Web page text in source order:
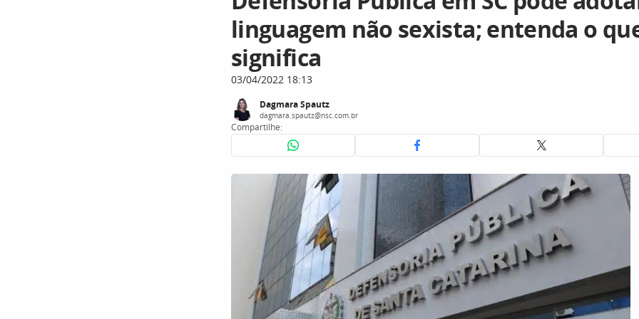
linguagem não sexista; entenda o
significa
03/04/2022 18:13
Dagmara Spautz
dagmara.spautz@nsc.com.br
Compartilhe: